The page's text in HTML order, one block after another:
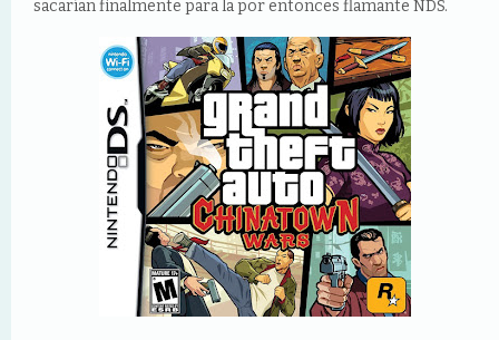
sacarían finalmente para la por entonces flamante NDS.